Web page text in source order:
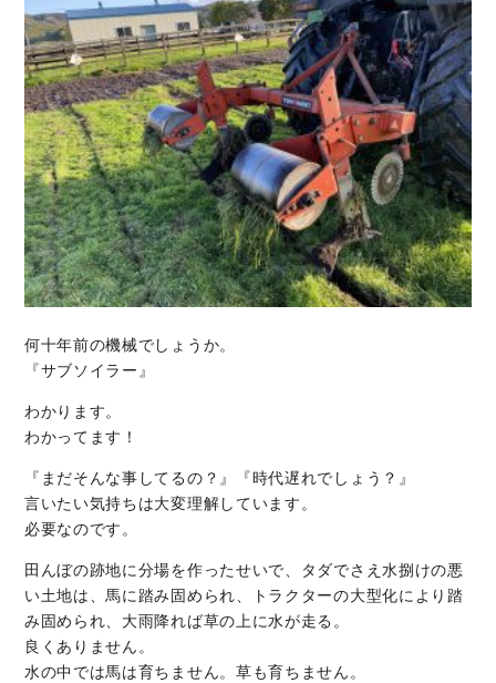
何十年前の機械でしょうか。
『サブソイラー』
わかります。
わかってます！
『まだそんな事してるの？』『時代遅れでしょう？』
言いたい気持ちは大変理解しています。
必要なのです。
田んぼの跡地に分場を作ったせいで、タダでさえ水捌けの悪
い土地は、馬に踏み固められ、トラクターの大型化により踏
み固められ、大雨降れば草の上に水が走る。
良くありません。
水の中では馬は育ちません。草も育ちません。